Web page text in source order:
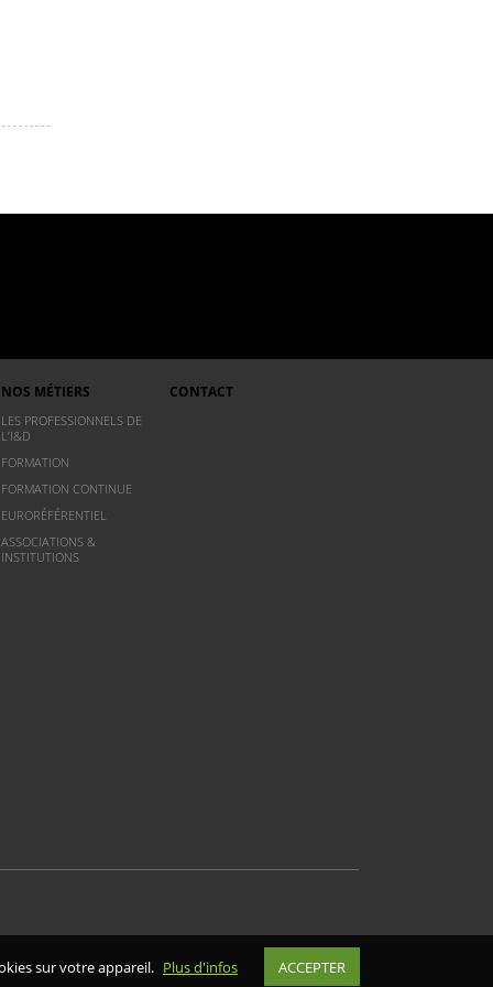
NOS MÉTIERS
LES PROFESSIONNELS DE
L’I&D
FORMATION
FORMATION CONTINUE
EURORÉFÉRENTIEL
ASSOCIATIONS &
INSTITUTIONS
CONTACT
ALYS
sur votre appareil. Plus d'infos ACCEPTER